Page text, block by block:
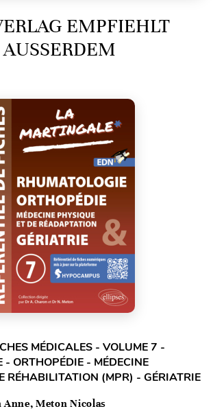
EMPFIEHLT
AUSSERDEM
MÉDICALES - VOLUME 7 -
- ORTHOPÉDIE - MÉDECINE
RÉHABILITATION (MPR) - GÉRIATRIE
Anne, Meton Nicolas